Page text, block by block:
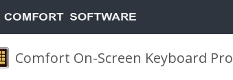
Comfort On-Screen Keyboard Pro